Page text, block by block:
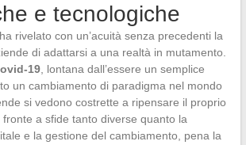
e tecnologiche
rivelato con un’acuità senza precedenti la
di adattarsi a una realtà in mutamento.
19, lontana dall’essere un semplice
un cambiamento di paradigma nel mondo
si vedono costrette a ripensare il proprio
a sfide tanto diverse quanto la
e la gestione del cambiamento, pena la